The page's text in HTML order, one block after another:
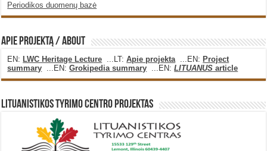
Periodikos duomenų bazė
Apie projektą / About
EN: LWC Heritage Lecture ...LT:Apie projekta...EN: Project
summary ...EN:Grokipedia summary ...EN:LITUANUS article
Lituanistikos Tyrimo Centro Projektas